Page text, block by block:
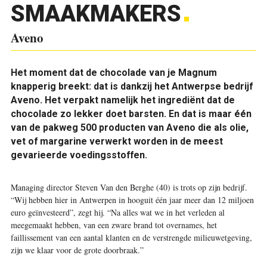
SMAAKMAKERS
Aveno
Het moment dat de chocolade van je Magnum
knapperig breekt: dat is dankzij het Antwerpse bedrijf
Aveno. Het verpakt namelijk het ingrediënt dat de
chocolade zo lekker doet barsten. En dat is maar één
van de pakweg 500 producten van Aveno die als olie,
vet of margarine verwerkt worden in de meest
gevarieerde voedingsstoffen.
Managing director Steven Van den Berghe (40) is trots op zijn bedrijf.
“Wij hebben hier in Antwerpen in hooguit één jaar meer dan 12 miljoen
euro geïnvesteerd”, zegt hij. “Na alles wat we in het verleden al
meegemaakt hebben, van een zware brand tot overnames, het
faillissement van een aantal klanten en de verstrengde milieuwetgeving,
zijn we klaar voor de grote doorbraak.”